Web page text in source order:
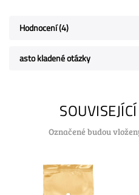
Hodnocení 4
asto kladené otázky
Označené budou